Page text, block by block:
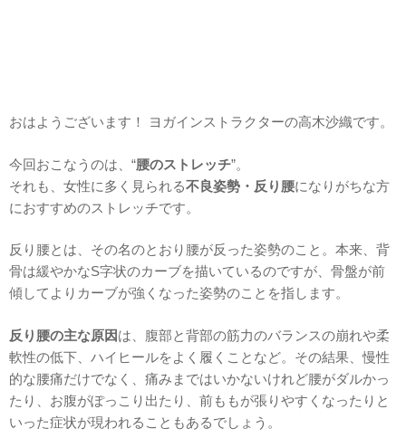
おはようございます！ ヨガインストラクターの高木沙織です。
今回おこなうのは、“腰のストレッチ”。
それも、女性に多く見られる不良姿勢・反り腰になりがちな方
におすすめのストレッチです。
反り腰とは、その名のとおり腰が反った姿勢のこと。本来、背
骨は緩やかなS字状のカーブを描いているのですが、骨盤が前
傾してよりカーブが強くなった姿勢のことを指します。
反り腰の主な原因は、腹部と背部の筋力のバランスの崩れや柔
軟性の低下、ハイヒールをよく履くことなど。その結果、慢性
的な腰痛だけでなく、痛みまではいかないけれど腰がダルかっ
たり、お腹がぽっこり出たり、前ももが張りやすくなったりと
いった症状が現われることもあるでしょう。